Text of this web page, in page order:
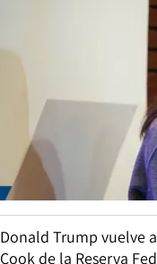
Donald Trump vuelve
Cook de la Reserva